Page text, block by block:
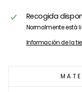
Recogida
Normalmente está
Información de la